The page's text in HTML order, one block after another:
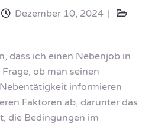
Dezember 10, 2024
dass ich einen Nebenjob in
ob man seinen
informieren
Faktoren ab, darunter das
die Bedingungen im